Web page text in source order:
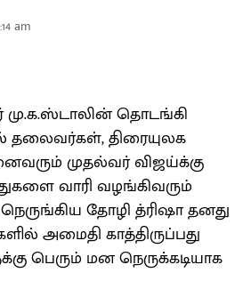
am
தொடங்கி
திரையுலக
முதல்வர் விஜய்க்கு
வாரி வழங்கிவரும்
தோழி த்ரிஷா தனது
அமைதி காத்திருப்பது
பெரும் மன நெருக்கடியாக